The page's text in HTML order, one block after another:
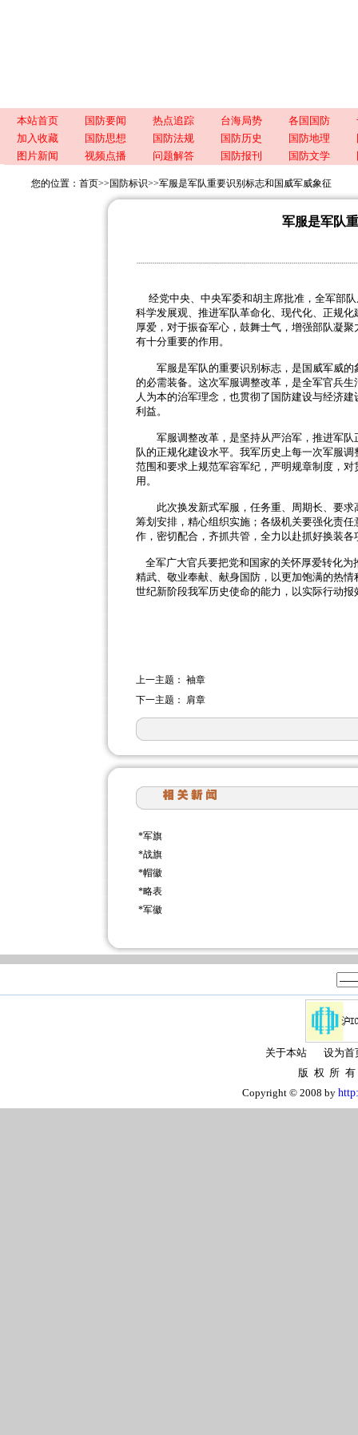
本站首页 国防要闻 热点追踪 台海局势 各国国防
加入收藏
国防思想 国防法规 国防历史 国防地理
图片新闻
视频点播 问题解答 国防报刊 国防文学
您的位置： 首页>> 国防标识>>军服是军队重要识别标志和国威军威象征
军服是军队
经党中央、中央军委和胡主席批准，全军部
科学发展观、推进军队革命化、现代化、正规
厚爱，对于振奋军心，鼓舞士气，增强部队凝
有十分重要的作用。
军服是军队的重要识别标志，是国威军威的
的必需装备。这次军服调整改革，是全军官兵
人为本的治军理念，也贯彻了国防建设与经济
利益。
军服调整改革，是坚持从严治军，推进军队
队的正规化建设水平。我军历史上每一次军服
范围和要求上规范军容军纪，严明规章制度，
用。
此次换发新式军服，任务重、周期长、要求
筹划安排，精心组织实施；各级机关要强化责
作，密切配合，齐抓共管，全力以赴抓好换装
全军广大官兵要把党和国家的关怀厚爱转化为
精武、敬业奉献、献身国防，以更加饱满的热
世纪新阶段我军历史使命的能力，以实际行动
上一主题： 袖章
下一主题： 肩章
*军旗
*战旗
*帽徽
*略表
*军徽